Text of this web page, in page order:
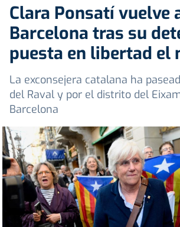
Clara Ponsatí vuelve
Barcelona tras su
puesta en libertad el
La exconsejera catalana ha
del Raval y por el distrito del
Barcelona